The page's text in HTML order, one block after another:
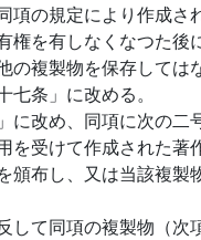
項の規定により作成さ
権を有しなくなつた後
複製物を保存しては
条」に改める。
改め、同項に次の二
を受けて作成された著
頒布し、又は当該複製
して同項の複製物（次